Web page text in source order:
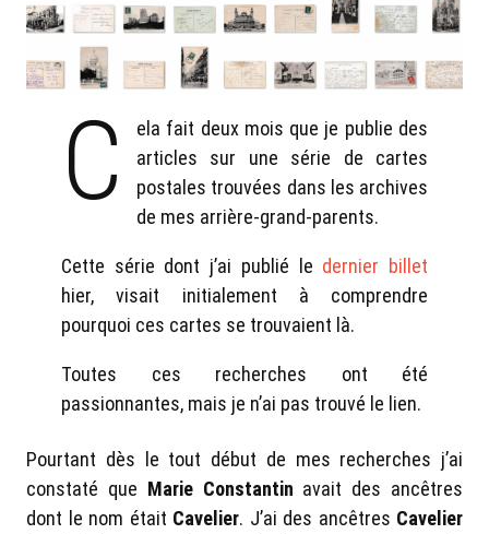
C
ela fait deux mois que je publie des
articles sur une série de cartes
postales trouvées dans les archives
de mes arrière-grand-parents.
Cette série dont j’ai publié le dernier billet
hier, visait initialement à comprendre
pourquoi ces cartes se trouvaient là.
Toutes ces recherches ont été
passionnantes, mais je n’ai pas trouvé le lien.
Pourtant dès le tout début de mes recherches j’ai
constaté que Marie Constantin avait des ancêtres
dont le nom était Cavelier. J’ai des ancêtres Cavelier